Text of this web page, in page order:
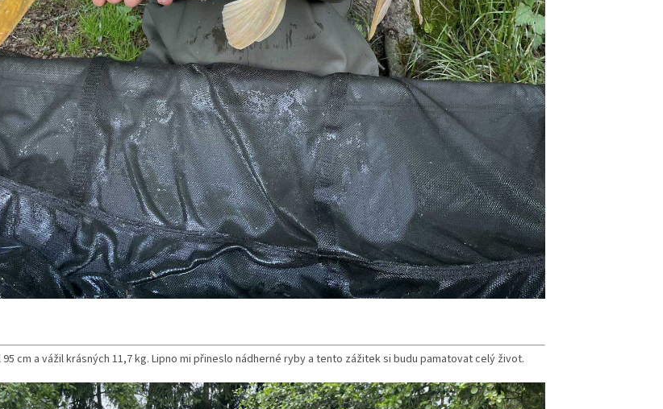
montáže
cm a vážil krásných 11,7 kg. Lipno mi přineslo nádherné ryby a tento zážitek si budu pamatovat celý život.